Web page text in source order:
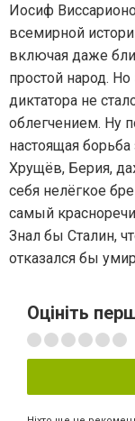
Иосиф
всемирной
включая даже
простой народ.
диктатора не
облегчением. Ну
настоящая
Хрущёв, Берия,
себя нелёгкое
самый
Знал бы Сталин,
отказался бы
Оцініть